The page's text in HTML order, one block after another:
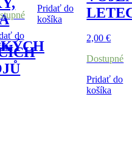
do
Pridať do
košíka
2,00€
Dostupné
Pridať do
košíka